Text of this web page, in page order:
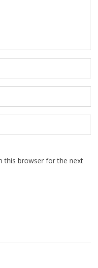
this browser for the next